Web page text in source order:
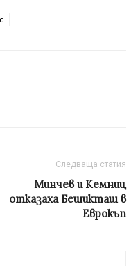
Следваща статия
Минчев и Кемниц
отказаха Бешикташ в
Еврокъп